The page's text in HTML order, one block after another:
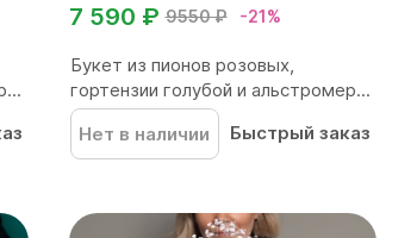
9550 ₽ -21%
7 590 ₽
Букет из пионов розовых,
гортензии голубой и альстромер...
Нет в наличии
Быстрый заказ